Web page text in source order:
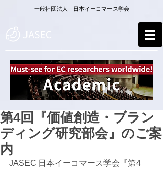
一般社団法人 日本イーコマース学会
第4回『価値創造・ブラン
ディング研究部会』のご案
内
JASEC 日本イーコマース学会『第4